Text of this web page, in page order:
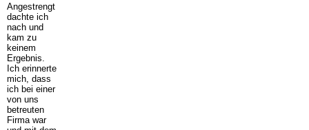
Angestrengt
dachte ich
nach und
kam zu
keinem
Ergebnis.
Ich erinnerte
mich, dass
ich bei einer
von uns
betreuten
Firma war